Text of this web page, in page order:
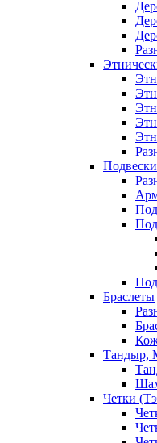
Подвески
Браслеты
Тандыр,
Четки